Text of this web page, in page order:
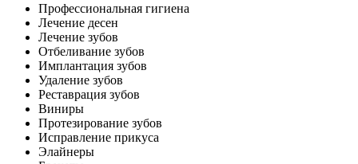
Профессиональная гигиена
Лечение десен
Лечение зубов
Отбеливание зубов
Имплантация зубов
Удаление зубов
Реставрация зубов
Виниры
Протезирование зубов
Исправление прикуса
Элайнеры